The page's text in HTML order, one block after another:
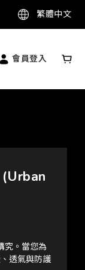
繁體中文
會員登入
究。當您為
透氣與防護